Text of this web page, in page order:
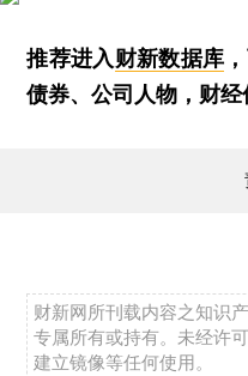
推荐进入财新数据库
债券、公司人物，财经
财新网所刊载内容之知识
专属所有或持有。未经许
建立镜像等任何使用。